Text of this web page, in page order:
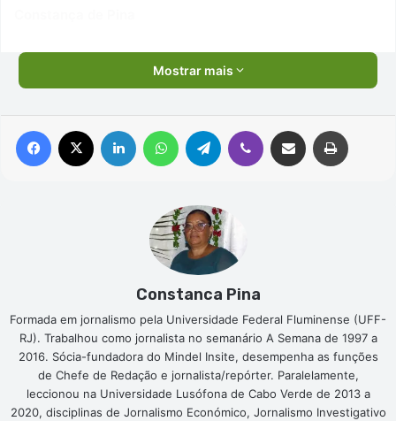
Mostrar mais
Facebook Linkedin WhatsAppTelegram Viber Compartilhar via e-mail
Constanca Pina
Formada em jornalismo pela Universidade Federal Fluminense (UFF-
RJ). Trabalhou como jornalista no semanário A Semana de 1997 a
2016. Sócia-fundadora do Mindel Insite, desempenha as funções
de Chefe de Redação e jornalista/repórter. Paralelamente,
leccionou na Universidade Lusófona de Cabo Verde de 2013 a
2020, disciplinas de Jornalismo Económico, Jornalismo Investigativo